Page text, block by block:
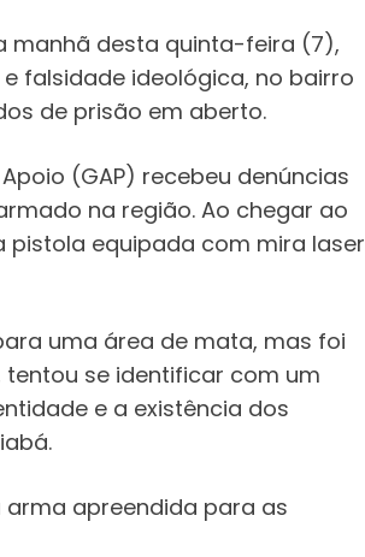
manhã desta quinta-feira (7),
falsidade ideológica, no bairro
de prisão em aberto.
(GAP) recebeu denúncias
na região. Ao chegar ao
equipada com mira laser
uma área de mata, mas foi
se identificar com um
e a existência dos
arma apreendida para as